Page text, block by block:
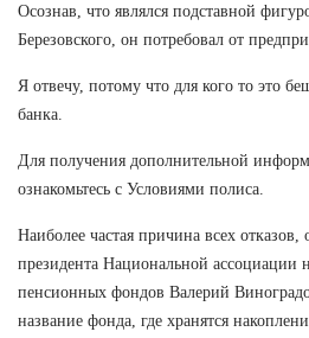
Осознав, что являлся подставной
Березовского, он потребовал от
Я отвечу, потому что для кого то это
банка.
Для получения дополнительной
ознакомьтесь с Условиями полиса.
Наиболее частая причина всех отказов,
президента Национальной ассоциации
пенсионных фондов Валерий
название фонда, где хранятся